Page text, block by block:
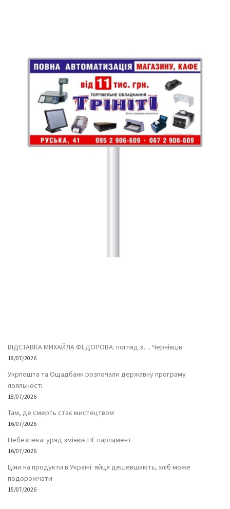
ВІДСТАВКА МИХАЙЛА ФЕДОРОВА: погляд з… Чернівців
18/07/2026
Укрпошта та Ощадбанк розпочали державну програму
лояльності
18/07/2026
Там, де смерть стає мистецтвом
16/07/2026
Небезпека: уряд змінює НЕ парламент
16/07/2026
Ціни на продукти в Україні: яйця дешевшають, хліб може
подорожчати
15/07/2026